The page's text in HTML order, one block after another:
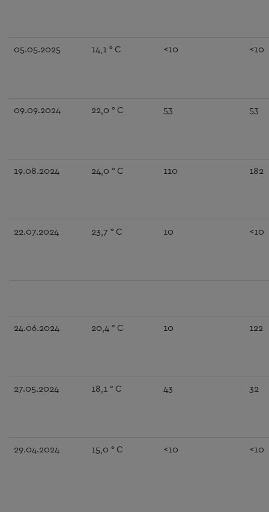
05.05.2025 14,1 ° C <10 <10
09.09.2024 22,0 ° C 53 53
19.08.2024 24,0 ° C 110 182
22.07.2024 23,7 ° C 10 <10
24.06.2024 20,4 ° C 10 122
27.05.2024 18,1 ° C 43 32
29.04.2024 15,0 ° C <10 <10